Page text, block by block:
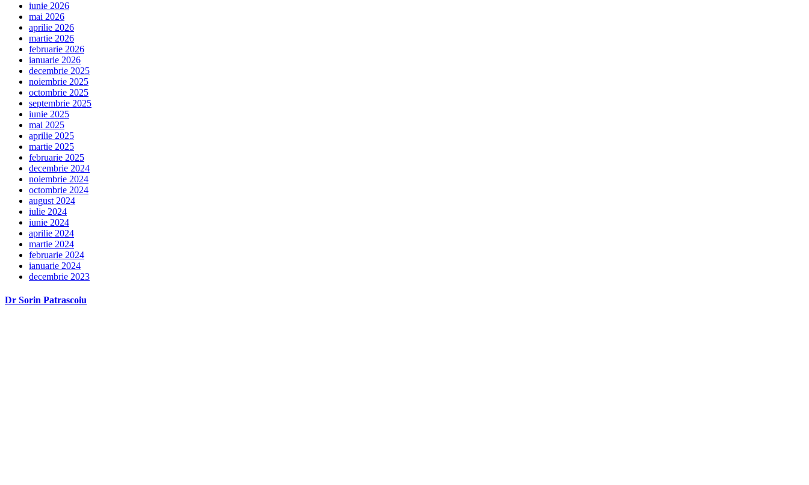
iunie 2026
mai 2026
aprilie 2026
martie 2026
februarie 2026
ianuarie 2026
decembrie 2025
noiembrie 2025
octombrie 2025
septembrie 2025
iunie 2025
mai 2025
aprilie 2025
martie 2025
februarie 2025
decembrie 2024
noiembrie 2024
octombrie 2024
august 2024
iulie 2024
iunie 2024
aprilie 2024
martie 2024
februarie 2024
ianuarie 2024
decembrie 2023
Dr Sorin Patrascoiu